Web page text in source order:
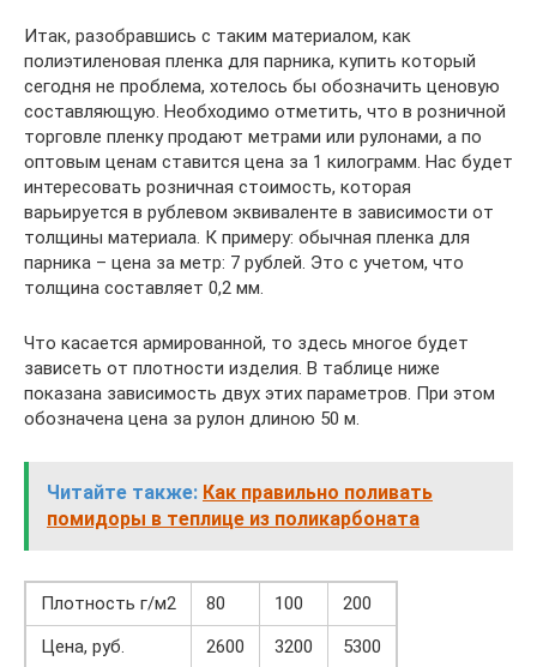
Итак, разобравшись с таким материалом, как
полиэтиленовая пленка для парника, купить который
сегодня не проблема, хотелось бы обозначить ценовую
составляющую. Необходимо отметить, что в розничной
торговле пленку продают метрами или рулонами, а по
оптовым ценам ставится цена за 1 килограмм. Нас будет
интересовать розничная стоимость, которая
варьируется в рублевом эквиваленте в зависимости от
толщины материала. К примеру: обычная пленка для
парника – цена за метр: 7 рублей. Это с учетом, что
толщина составляет 0,2 мм.
Что касается армированной, то здесь многое будет
зависеть от плотности изделия. В таблице ниже
показана зависимость двух этих параметров. При этом
обозначена цена за рулон длиною 50 м.
Читайте также: Как правильно поливать
помидоры в теплице из поликарбоната
Плотность г/м2 80 100
200
Цена, руб.
2600 3200 5300